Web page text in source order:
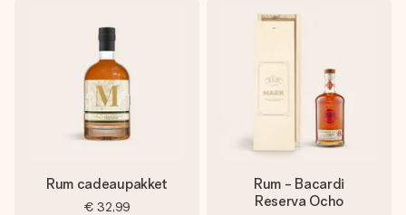
Rum cadeaupakket
€ 32,99
Rum - Bacardi
Reserva Ocho